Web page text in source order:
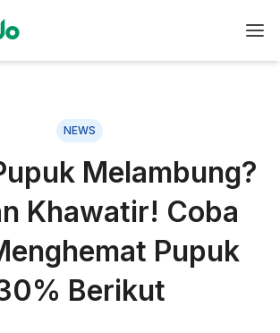
NEWS
Melambung?
Khawatir! Coba
Pupuk
Berikut